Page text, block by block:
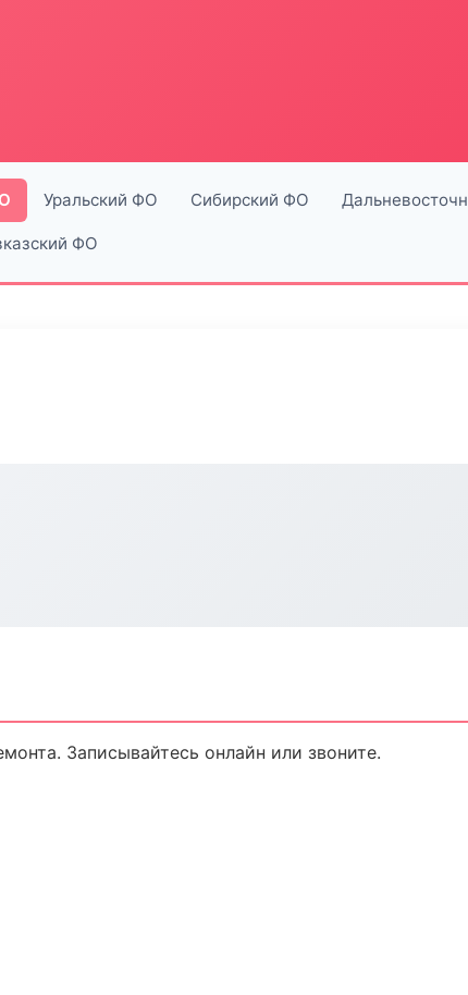
Уральский ФО Сибирский ФО
ФО
Записывайтесь онлайн или звоните.